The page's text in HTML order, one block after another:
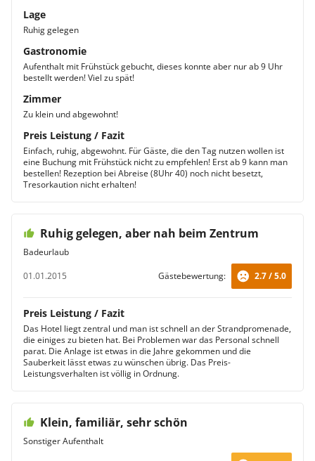
Lage
Ruhig gelegen
Gastronomie
Aufenthalt mit Frühstück gebucht, dieses konnte aber nur ab 9 Uhr
bestellt werden! Viel zu spät!
Zimmer
Zu klein und abgewohnt!
Preis Leistung / Fazit
Einfach, ruhig, abgewohnt. Für Gäste, die den Tag nutzen wollen ist
eine Buchung mit Frühstück nicht zu empfehlen! Erst ab 9 kann man
bestellen! Rezeption bei Abreise (8Uhr 40) noch nicht besetzt,
Tresorkaution nicht erhalten!
Ruhig gelegen, aber nah beim Zentrum
Badeurlaub
01.01.2015
Gästebewertung: 2.7 / 5.0
Preis Leistung / Fazit
Das Hotel liegt zentral und man ist schnell an der Strandpromenade,
die einiges zu bieten hat. Bei Problemen war das Personal schnell
parat. Die Anlage ist etwas in die Jahre gekommen und die
Sauberkeit lässt etwas zu wünschen übrig. Das Preis-
Leistungsverhalten ist völlig in Ordnung.
Klein, familiär, sehr schön
Sonstiger Aufenthalt